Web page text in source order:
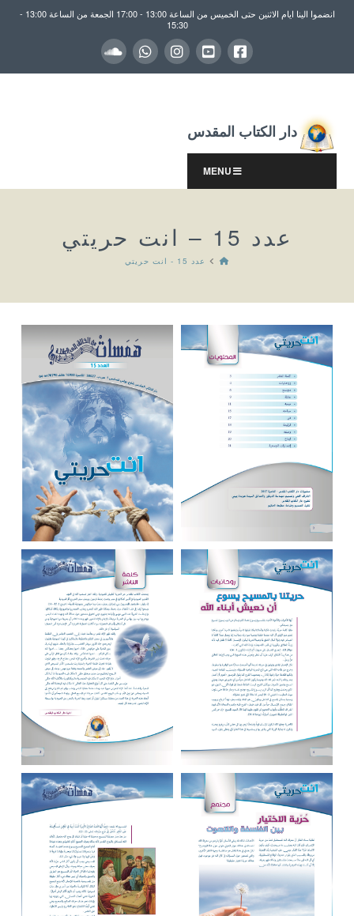
انضموا الينا ايام الاثنين حتى الخميس من الساعة 13:00 - 17:00 الجمعة من الساعة 13:00 -
15:30
دار الكتاب المقدس
MENU
عدد 15 – انت حريتي
HOME
عدد 15 - انت حريتي